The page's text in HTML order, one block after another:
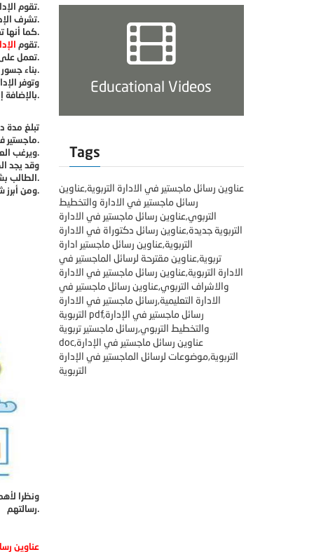
Educational Videos
Tags
عناوين رسائل ماجستير في الادارة التربوية,عناوين
رسائل ماجستير في الادارة والتخطيط
التربوي,عناوين رسائل ماجستير في الادارة
التربوية جديدة,عناوين رسائل دكتوراة في الادارة
التربوية,عناوين رسائل ماجستير ادارة
تربوية,عناوين مقترحة لرسائل الماجستير في
الادارة التربوية,عناوين رسائل ماجستير في الادارة
والاشراف التربوي,عناوين رسائل ماجستير في
الادارة التعليمية,رسائل ماجستير في الادارة
التربوية pdf,رسائل ماجستير في الإدارة
والتخطيط التربوي,رسائل ماجستير تربوية
doc,عناوين رسائل ماجستير في الإدارة
التربوية,موضوعات لرسائل الماجستير في الإدارة
التربوية
تقوم الإدارة التربوية بمراعاة تنظيم وتنسيق الأنظمة الصادرة عن الإدارات التعليمية المسؤولة عن التربية والتعليم.
تشرف الإدارة التربوية على تنفيذ كافة المشاريع التي تقوم بها المؤسسة.
كما أنها تعمل على وضع الخطط اللازمة للنمو وتساهم في تطور المؤسسة نحو الأفضل.
تقومببناء شبكة من العلاقات الجيدة مع المجتمع المحيط بها، وذلك من أجل أن تساهم في إيجاد حلول إيجابية وفعالة للمشاكل.
تعمل على تنمية وتطوير القدرات الاجتماعية للعاملين وذلك من خلال توفير النشاطات المختلفة لهم.
بناء جسور من العلاقات الحسنة والجيدة بين أعضاء المؤسسة والمجتمع المحيط بها.
وتوفر
بالإضافة إلى ذلك فإنه من الممكن أن يعمل ضمن مجال الإرشاد والتوجيه في المدارس والجامعات، بالإضافة إلى إمكانية العمل في مجال التدريس.
تبلغ مدة
ماجستير في الإدارة التربوية.
ويرغبوالحصول على شهادة الماجستير في هذا الاختصاص المميز والرائع.
وقد يجد
الطالب بشروط العنوان الجيد.
ومن أبرز شروط العنوان الجيد الوضوح، سهولة الحفظ، وأن يكون ملائما لموضوع الرسالة وعلى ارتباط كبير فيها.
ونظرا
رسالتهم.
عناوين